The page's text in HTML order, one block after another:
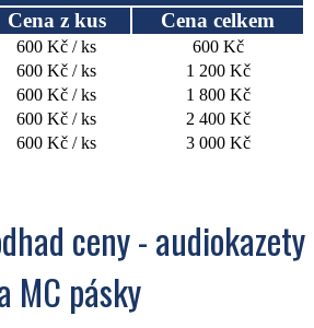
Cena z kus Cena celkem
600 Kč / ks
600 Kč
600 Kč / ks
1 200 Kč
600 Kč / ks
1 800 Kč
600 Kč / ks
2 400 Kč
600 Kč / ks 3 000 Kč
ceny - audiokazety
MC pásky